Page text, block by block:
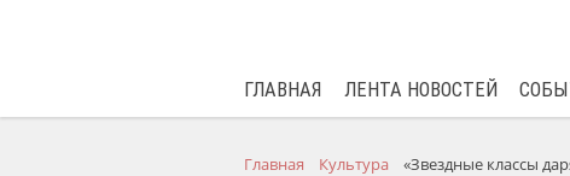
ГЛАВНАЯ ЛЕНТА НОВОСТЕЙ
Главная Культура «Звездные классы